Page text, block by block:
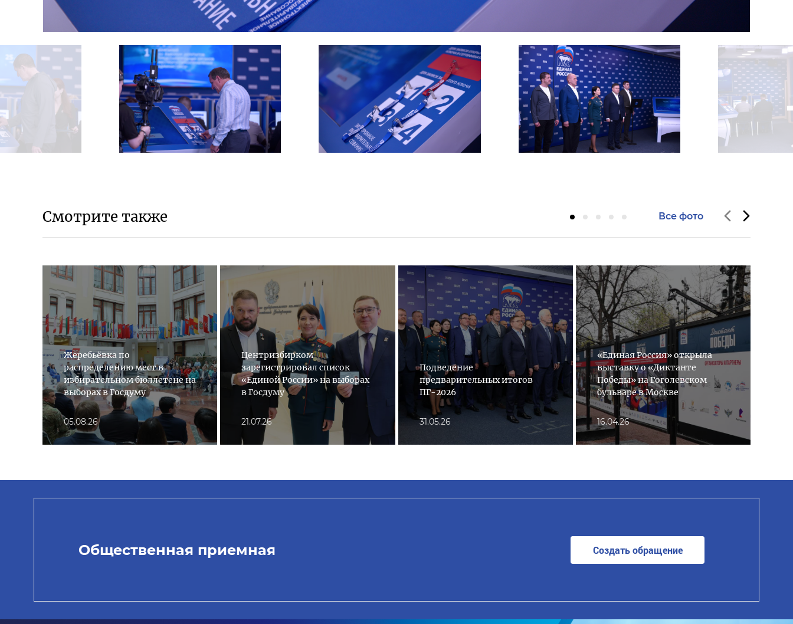
Смотрите также Все фото
Жеребьёвка по
распределению мест в
избирательном бюллетене на
выборах в Госдуму
05.08.26
Центризбирком
зарегистрировал список
«Единой России» на выборах
в Госдуму
21.07.26
Подведение
предварительных итогов
ПГ-2026
31.05.26
«Единая Россия» открыла
выставку о «Диктанте
Победы» на Гоголевском
бульваре в Москве
16.04.26
Общественная приемная Создать обращение